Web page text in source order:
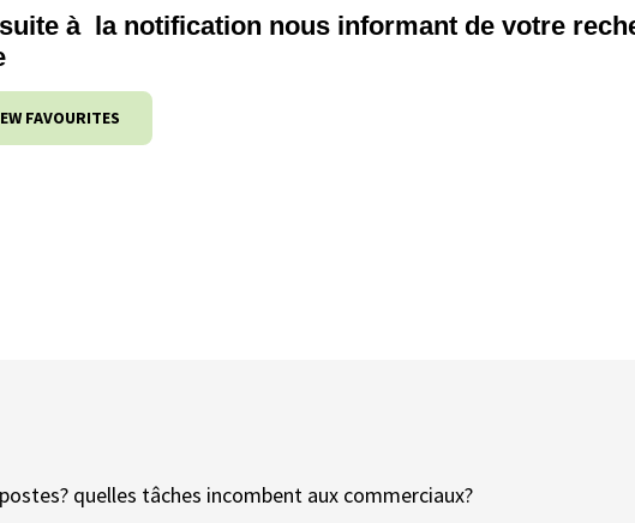
à la notification nous informant de votre
FAVOURITES
quelles tâches incombent aux commerciaux?